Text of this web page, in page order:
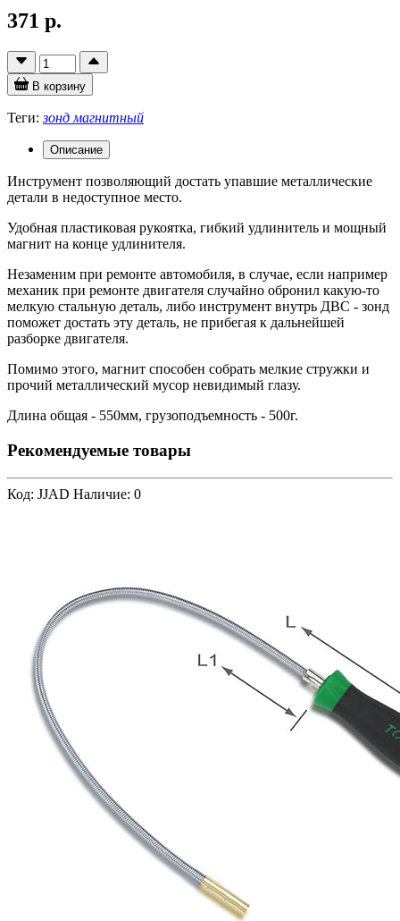
371 р.
В корзину
Теги:зонд магнитный
Описание
Инструмент позволяющий достать упавшие металлические
детали в недоступное место.
Удобная пластиковая рукоятка, гибкий удлинитель и мощный
магнит на конце удлинителя.
Незаменим при ремонте автомобиля, в случае, если например
механик при ремонте двигателя случайно обронил какую-то
мелкую стальную деталь, либо инструмент внутрь ДВС - зонд
поможет достать эту деталь, не прибегая к дальнейшей
разборке двигателя.
Помимо этого, магнит способен собрать мелкие стружки и
прочий металлический мусор невидимый глазу.
Длина общая - 550мм, грузоподъемность - 500г.
Рекомендуемые товары
Код: JJAD Наличие: 0